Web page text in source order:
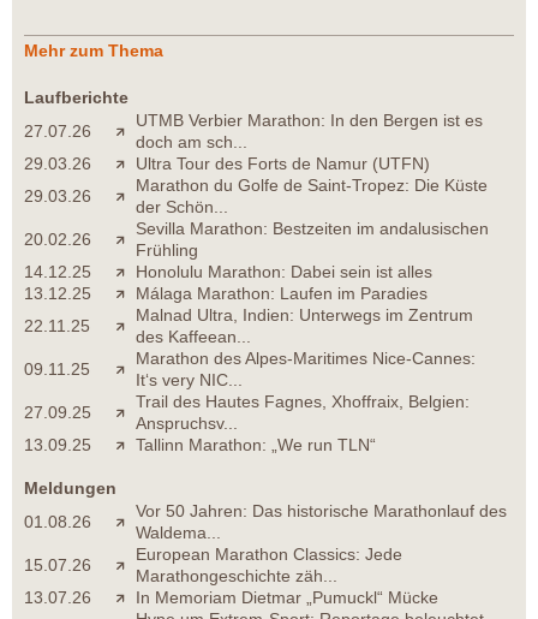
Mehr zum Thema
Laufberichte
27.07.26
UTMB Verbier Marathon: In den Bergen ist es
doch am sch...
29.03.26
Ultra Tour des Forts de Namur (UTFN)
29.03.26
Marathon du Golfe de Saint-Tropez: Die Küste
der Schön...
20.02.26
Sevilla Marathon: Bestzeiten im andalusischen
Frühling
14.12.25
Honolulu Marathon: Dabei sein ist alles
13.12.25
Málaga Marathon: Laufen im Paradies
22.11.25
Malnad Ultra, Indien: Unterwegs im Zentrum
des Kaffeean...
09.11.25
Marathon des Alpes-Maritimes Nice-Cannes:
It‘s very NIC...
27.09.25
Trail des Hautes Fagnes, Xhoffraix, Belgien:
Anspruchsv...
13.09.25
Tallinn Marathon: „We run TLN“
Meldungen
01.08.26
Vor 50 Jahren: Das historische Marathonlauf des
Waldema...
15.07.26
European Marathon Classics: Jede
Marathongeschichte zäh...
13.07.26
In Memoriam Dietmar „Pumuckl“ Mücke